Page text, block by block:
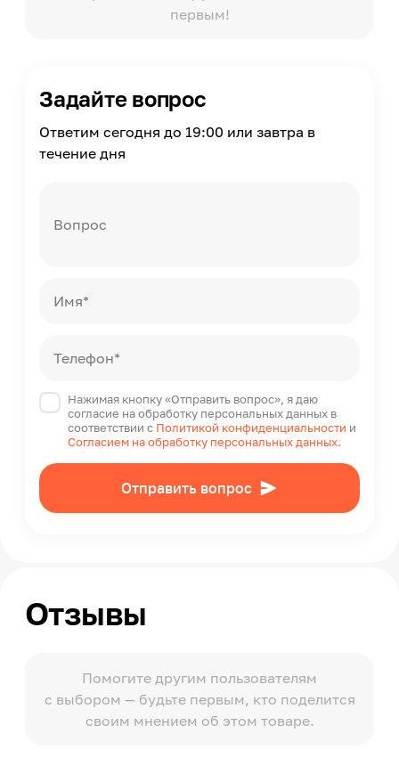
Нанесение клея
На стену
Способ стыковки
С подбором рисунка, Симметричный рисунок
Помещение
первым!
Задайте вопрос
Ответим сегодня до 19:00 или завтра в
течение дня
Вопрос
Имя*
Телефон*
Нажимая кнопку «Отправить вопрос», я даю
согласие на обработку персональных данных в
соответствии с Политикой конфиденциальности и
Согласием на обработку персональных данных.
Отправить вопрос
Отзывы
Помогите другим пользователям
с выбором — будьте первым, кто поделится
своим мнением об этом товаре.